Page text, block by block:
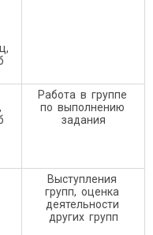
Работа в группе
по выполнению
задания
Выступления
групп, оценка
деятельности
других групп